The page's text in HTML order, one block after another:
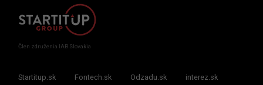
Člen združenia IAB Slovakia
Startitup.sk Fontech.sk Odzadu.sk interez.sk